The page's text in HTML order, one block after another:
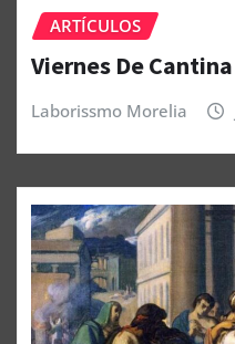
ARTÍCULOS
Viernes De Cantina
Laborissmo Morelia